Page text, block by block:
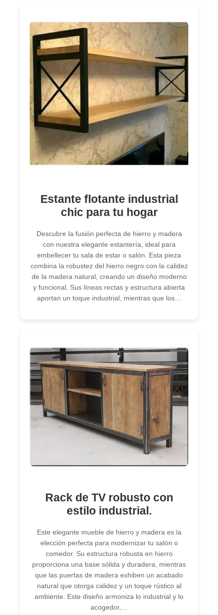
Estante flotante industrial
chic para tu hogar
Descubre la fusión perfecta de hierro y madera
con nuestra elegante estantería, ideal para
embellecer tu sala de estar o salón. Esta pieza
combina la robustez del hierro negro con la calidez
de la madera natural, creando un diseño moderno
y funcional. Sus líneas rectas y estructura abierta
aportan un toque industrial, mientras que los…
Rack de TV robusto con
estilo industrial.
Este elegante mueble de hierro y madera es la
elección perfecta para modernizar tu salón o
comedor. Su estructura robusta en hierro
proporciona una base sólida y duradera, mientras
que las puertas de madera exhiben un acabado
natural que otorga calidez y un toque rústico al
ambiente. Este diseño armoniza lo industrial y lo
acogedor,…